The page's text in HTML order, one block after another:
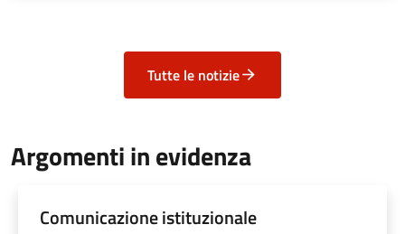
Tutte le notizie
Argomenti in evidenza
Comunicazione istituzionale